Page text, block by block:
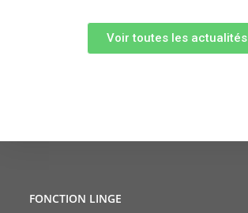
Voir toutes les actualités
FONCTION LINGE